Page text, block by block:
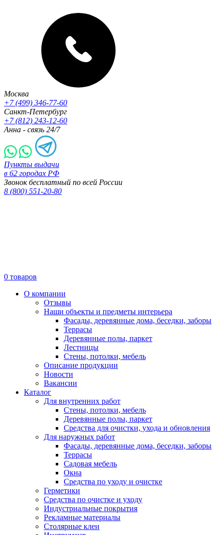
Москва
+7 (499) 346-77-60
Санкт-Петербург
+7 (812) 243-12-60
Анна - связь 24/7
Пункты выдачи
в 62 городах РФ
Звонок бесплатный по всей России
8 (800) 551-20-80
0 товаров
О компании
Отзывы
Наши объекты и предметы интерьера
Фасады, деревянные дома, беседки, заборы
Террасы
Деревянные полы, паркет
Лестницы
Стены, потолки, мебель
Описание продукции
Новости
Вакансии
Каталог
Для внутренних работ
Стены, потолки, мебель
Деревянные полы, паркет
Средства для очистки, ухода и обновления
Для наружных работ
Фасады, деревянные дома, беседки, заборы
Террасы
Садовая мебель
Окна
Средства по уходу и очистке
Герметики
Средства по очистке и уходу
Индустриальные покрытия
Рекламные материалы
Столярные клеи